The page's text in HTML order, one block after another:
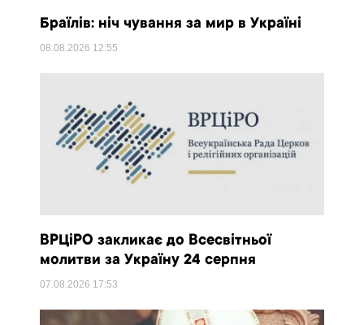
Браїлів: ніч чування за мир в Україні
08.08.2026 12:55
ВРЦіРО закликає до Всесвітньої
молитви за Україну 24 серпня
07.08.2026 17:53